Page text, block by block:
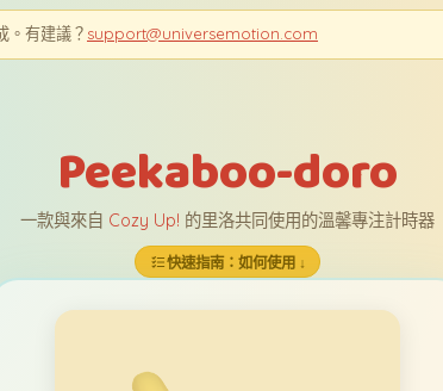
。有建議？ support@universemotion.com
Peekaboo-doro
一款與來自 Cozy Up! 的里洛共同使用的溫馨專注計時器
快速指南：如何使用 ↓